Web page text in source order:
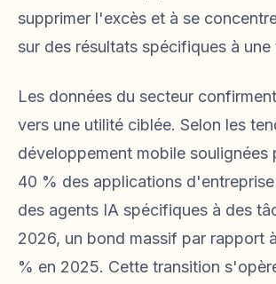
supprimer l'excès et à se
sur des résultats spécifiques à une
Les données du secteur
vers une utilité ciblée. Selon les
développement mobile soulignées
40 % des applications
des agents IA spécifiques à des
2026, un bond massif par rapport
% en 2025. Cette transition